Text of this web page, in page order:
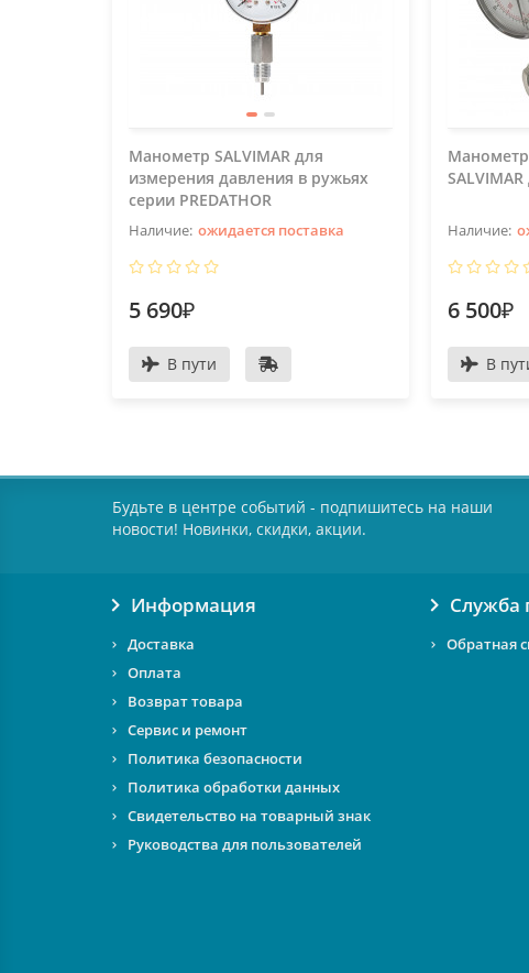
Манометр SALVIMAR для
измерения давления в ружьях
серии PREDATHOR
ожидается поставка
5 690₽
В пути
Манометр
6 500₽
В
Будьте в центре событий - подпишитесь на наши
новости! Новинки, скидки, акции.
Информация
Доставка
Оплата
Возврат товара
Сервис и ремонт
Политика безопасности
Политика обработки данных
Свидетельство на товарный знак
Руководства для пользователей
Служба
Обратная